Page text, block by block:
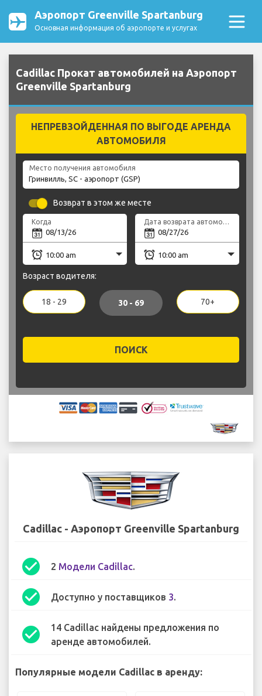
Аэропорт Greenville Spartanburg
Основная информация об аэропорте и услугах
Cadillac Прокат автомобилей на Аэропорт
Greenville Spartanburg
НЕПРЕВЗОЙДЕННАЯ ПО ВЫГОДЕ АРЕНДА
АВТОМОБИЛЯ
Место получения автомобиля
Возврат в этом же месте
Когда Дата возврата автомобиля
Возраст водителя:
18 - 29 30 - 69 70+
ПОИСК
Cadillac - Аэропорт Greenville Spartanburg
check_circle 2 Модели Cadillac.
check_circle Доступно у поставщиков 3.
check_circle
14 Cadillac найдены предложения по
аренде автомобилей.
Популярные модели Cadillac в аренду: